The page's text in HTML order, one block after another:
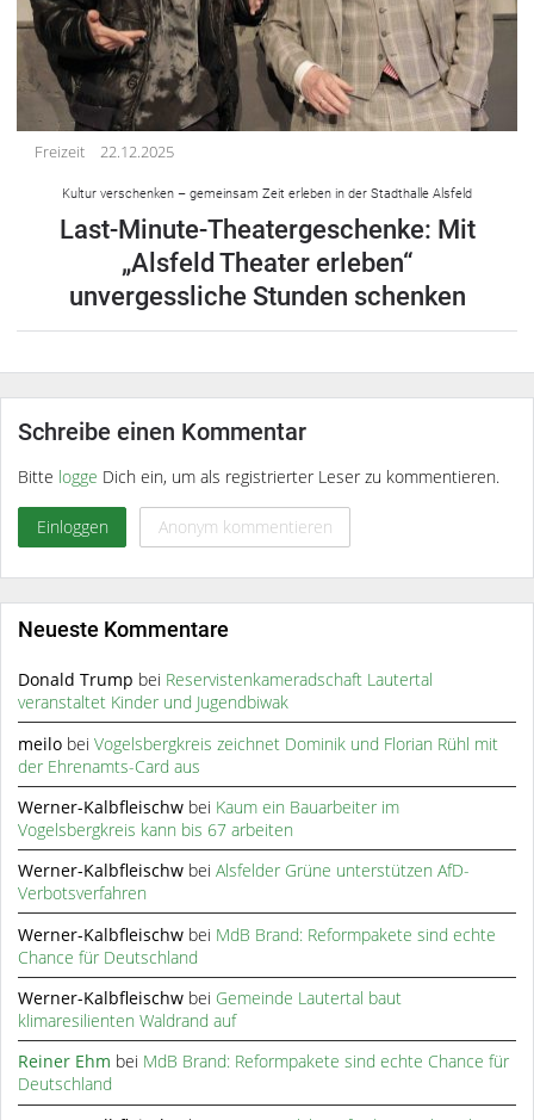
Freizeit 22.12.2025
Kultur verschenken – gemeinsam Zeit erleben in der Stadthalle Alsfeld
Last-Minute-Theatergeschenke: Mit
„Alsfeld Theater erleben“
unvergessliche Stunden schenken
Schreibe einen Kommentar
Bitte logge Dich ein, um als registrierter Leser zu kommentieren.
Einloggen Anonym kommentieren
Neueste Kommentare
Donald Trump bei Reservistenkameradschaft Lautertal
veranstaltet Kinder und Jugendbiwak
meilo beiVogelsbergkreis zeichnet Dominik und Florian Rühl mit
der Ehrenamts-Card aus
Werner-Kalbfleischw bei Kaum ein Bauarbeiter im
Vogelsbergkreis kann bis 67 arbeiten
Werner-Kalbfleischw beiAlsfelder Grüne unterstützen AfD-
Verbotsverfahren
Werner-Kalbfleischw bei MdB Brand: Reformpakete sind echte
Chance für Deutschland
Werner-Kalbfleischw bei Gemeinde Lautertal baut
klimaresilienten Waldrand auf
Reiner Ehm bei MdB Brand: Reformpakete sind echte Chance für
Deutschland